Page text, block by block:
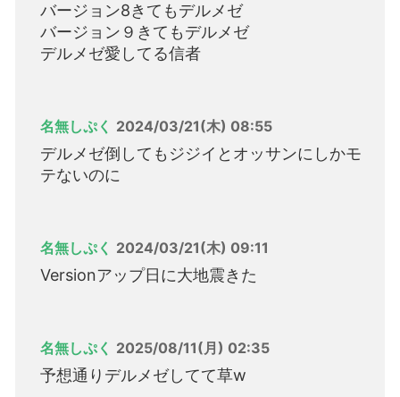
バージョン8きてもデルメゼ
バージョン９きてもデルメゼ
デルメゼ愛してる信者
名無しぷく 2024/03/21(木) 08:55
デルメゼ倒してもジジイとオッサンにしかモ
テないのに
名無しぷく 2024/03/21(木) 09:11
Versionアップ日に大地震きた
名無しぷく 2025/08/11(月) 02:35
予想通りデルメゼしてて草w